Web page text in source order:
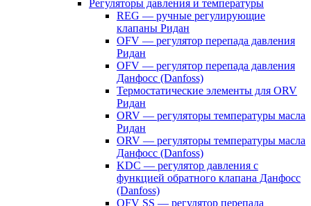
Регуляторы давления и температуры
REG — ручные регулирующие
клапаны Ридан
OFV — регулятор перепада давления
Ридан
OFV — регулятор перепада давления
Данфосс (Danfoss)
Термостатические элементы для ORV
Ридан
ORV — регуляторы температуры масла
Ридан
ORV — регуляторы температуры масла
Данфосс (Danfoss)
KDC — регулятор давления с
функцией обратного клапана Данфосс
(Danfoss)
OFV SS — регулятор перепада